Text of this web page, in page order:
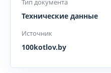
Тип документа
Технические данные
Источник
100kotlov.by